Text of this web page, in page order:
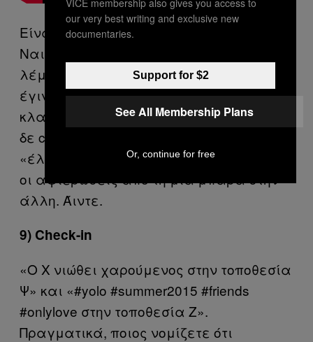
Είναι ελληνικό trend και είναι τραγούδι.
Ναι, για το «Η πιο Ωραία στην Ελλάδα»
λέμε. «Έσκασε» την άνοιξη του ’15 και
έγινε το soundtrack των απανταχού
κλαρινογαμπρών και κλαρινονυφών. Τα
δε club-άκια, το καλοκαίρι, το
«έλιωσαν». Και να τα σφηνάκια. Και να
οι αφιερώσεις από τη μία μπάρα στην
άλλη. Άιντε.
9) Check-in
«Ο Χ νιώθει χαρούμενος στην τοποθεσία
Ψ» και «#yolo #summer2015 #friends
#onlylove στην τοποθεσία Ζ».
Πραγματικά, ποιος νομίζετε ότι
our very best writing and exclusive new
documentaries.
Support for $2
See All Membership Plans
Or, continue for free